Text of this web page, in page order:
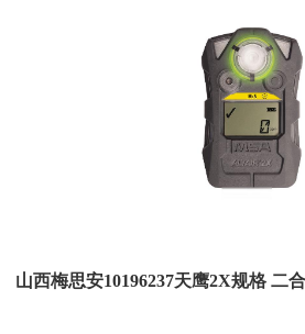
山西梅思安10196237天鹰2X规格 二